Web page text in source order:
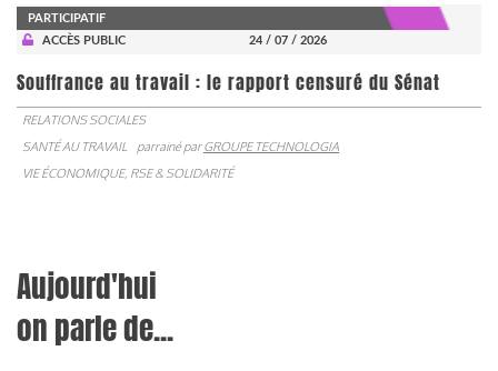
PARTICIPATIF
ACCÈS PUBLIC
24 / 07 / 2026
Souffrance au travail : le rapport censuré du Sénat
RELATIONS SOCIALES
SANTÉ AU TRAVAIL
parrainé parGROUPE TECHNOLOGIA
VIE ÉCONOMIQUE, RSE & SOLIDARITÉ
Aujourd'hui
on parle de...